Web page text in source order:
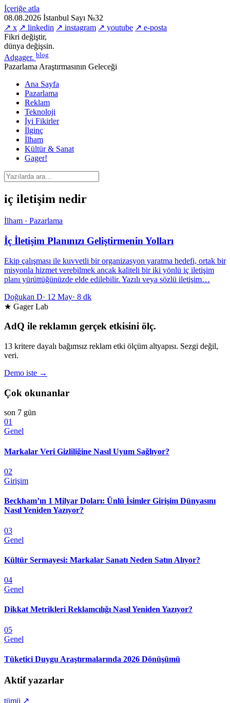
İçeriğe atla
08.08.2026 İstanbul Sayı №32
↗ x ↗ linkedin ↗ instagram ↗ youtube ↗ e-posta
Fikri değiştir,
dünya değişsin.
Adgager. blog
Pazarlama Araştırmasının Geleceği
Ana Sayfa
Pazarlama
Reklam
Teknoloji
İyi Fikirler
İlginç
İlham
Kültür & Sanat
Gager!
iç iletişim nedir
İlham · Pazarlama
İç İletişim Planınızı Geliştirmenin Yolları
Ekip çalışması ile kuvvetli bir organizasyon yaratma hedefi, ortak bir
misyonla hizmet verebilmek ancak kaliteli bir iki yönlü iç iletişim
planı yürüttüğünüzde elde edilebilir. Yazılı veya sözlü iletişim…
Doğukan D· 12 May· 8 dk
★ Gager Lab
AdQ ile reklamın gerçek etkisini ölç.
13 kritere dayalı bağımsız reklam etki ölçüm altyapısı. Sezgi değil,
veri.
Demo iste →
Çok okunanlar
son 7 gün
01
Genel
Markalar Veri Gizliliğine Nasıl Uyum Sağlıyor?
02
Girişim
Beckham’ın 1 Milyar Doları: Ünlü İsimler Girişim Dünyasını
Nasıl Yeniden Yazıyor?
03
Genel
Kültür Sermayesi: Markalar Sanatı Neden Satın Alıyor?
04
Genel
Dikkat Metrikleri Reklamcılığı Nasıl Yeniden Yazıyor?
05
Genel
Tüketici Duygu Araştırmalarında 2026 Dönüşümü
Aktif yazarlar
tümü ↗